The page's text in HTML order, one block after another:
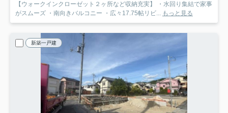
【ウォークインクローゼット２ヶ所など収納充実】 ・水回り集結で家事
がスムーズ ・南向きバルコニー ・広々17.75帖リビ... もっと見る
新築一戸建